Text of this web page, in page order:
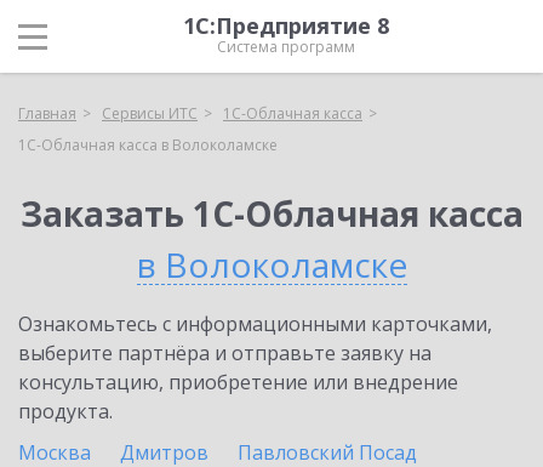
1С:Предприятие 8
Система программ
Главная Сервисы ИТС
1С-Облачная касса
1С-Облачная касса в Волоколамске
Заказать 1С-Облачная касса
в Волоколамске
Ознакомьтесь с информационными карточками,
выберите партнёра и отправьте заявку на
консультацию, приобретение или внедрение
продукта.
Москва
Дмитров
Павловский Посад